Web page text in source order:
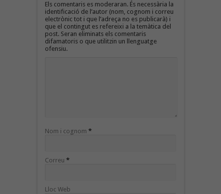
Els comentaris es moderaran. És necessària la
identificació de l’autor (nom, cognom i correu
electrònic tot i que l’adreça no es publicarà) i
que el contingut es refereixi a la temàtica del
post. Seran eliminats els comentaris
difamatoris o que utilitzin un llenguatge
ofensiu.
Nom i cognom *
Correu *
Lloc Web